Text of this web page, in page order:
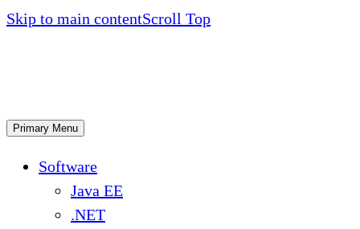
Skip to main contentScroll Top
Primary Menu
Software
Java EE
.NET